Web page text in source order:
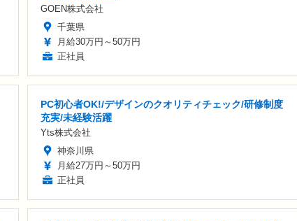
GOEN株式会社
千葉県
月給30万円～50万円
正社員
PC初心者OK!/デザインのクオリティチェック/研修制度
充実/未経験活躍
Yts株式会社
神奈川県
月給27万円～50万円
正社員